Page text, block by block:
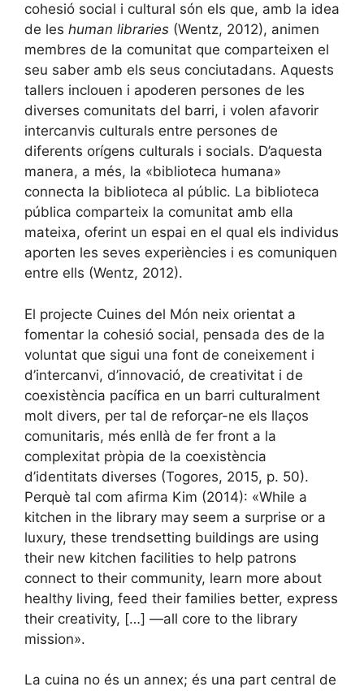
cohesió social i cultural són els que, amb la idea
de les human libraries (Wentz, 2012), animen
membres de la comunitat que comparteixen el
seu saber amb els seus conciutadans. Aquests
tallers inclouen i apoderen persones de les
diverses comunitats del barri, i volen afavorir
intercanvis culturals entre persones de
diferents orígens culturals i socials. D’aquesta
manera, a més, la «biblioteca humana»
connecta la biblioteca al públic. La biblioteca
pública comparteix la comunitat amb ella
mateixa, oferint un espai en el qual els individus
aporten les seves experiències i es comuniquen
entre ells (Wentz, 2012).
El projecte Cuines del Món neix orientat a
fomentar la cohesió social, pensada des de la
voluntat que sigui una font de coneixement i
d’intercanvi, d’innovació, de creativitat i de
coexistència pacífica en un barri culturalment
molt divers, per tal de reforçar-ne els llaços
comunitaris, més enllà de fer front a la
complexitat pròpia de la coexistència
d’identitats diverses (Togores, 2015, p. 50).
Perquè tal com afirma Kim (2014): «While a
kitchen in the library may seem a surprise or a
luxury, these trendsetting buildings are using
their new kitchen facilities to help patrons
connect to their community, learn more about
healthy living, feed their families better, express
their creativity, […] —all core to the library
mission».
La cuina no és un annex; és una part central de